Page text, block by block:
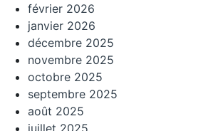
février 2026
janvier 2026
décembre 2025
novembre 2025
octobre 2025
septembre 2025
août 2025
juillet 2025